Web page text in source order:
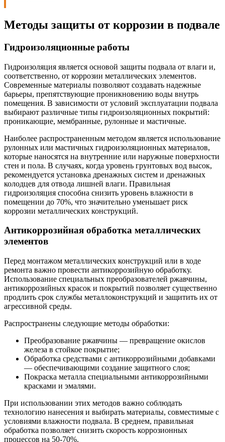
Методы защиты от коррозии в подвале
Гидроизоляционные работы
Гидроизоляция является основой защиты подвала от влаги и,
соответственно, от коррозии металлических элементов.
Современные материалы позволяют создавать надежные
барьеры, препятствующие проникновению воды внутрь
помещения. В зависимости от условий эксплуатации подвала
выбирают различные типы гидроизоляционных покрытий:
проникающие, мембранные, рулонные и мастичные.
Наиболее распространенным методом является использование
рулонных или мастичных гидроизоляционных материалов,
которые наносятся на внутренние или наружные поверхности
стен и пола. В случаях, когда уровень грунтовых вод высок,
рекомендуется установка дренажных систем и дренажных
колодцев для отвода лишней влаги. Правильная
гидроизоляция способна снизить уровень влажности в
помещении до 70%, что значительно уменьшает риск
коррозии металлических конструкций.
Антикоррозийная обработка металлических
элементов
Перед монтажом металлических конструкций или в ходе
ремонта важно провести антикоррозийную обработку.
Использование специальных преобразователей ржавчины,
антикоррозийных красок и покрытий позволяет существенно
продлить срок службы металлоконструкций и защитить их от
агрессивной среды.
Распространены следующие методы обработки:
Преобразование ржавчины — превращение окислов
железа в стойкое покрытие;
Обработка средствами с антикоррозийными добавками
— обеспечивающими создание защитного слоя;
Покраска металла специальными антикоррозийными
красками и эмалями.
При использовании этих методов важно соблюдать
технологию нанесения и выбирать материалы, совместимые с
условиями влажности подвала. В среднем, правильная
обработка позволяет снизить скорость коррозионных
процессов на 50-70%.